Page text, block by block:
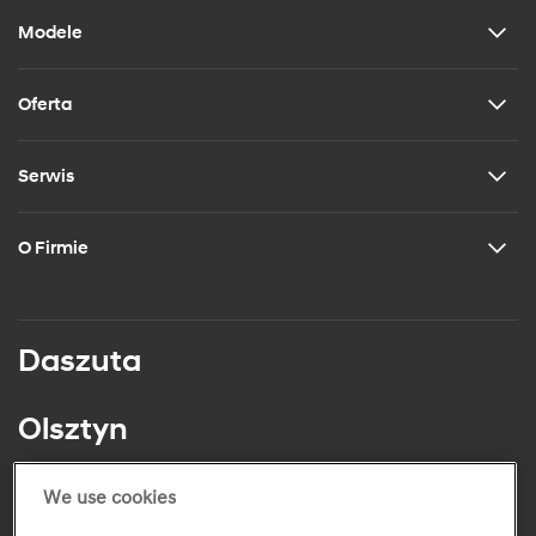
Modele
Oferta
Serwis
O Firmie
Daszuta
Olsztyn
ul. Juliana Tuwima 23
tel.: +48 (89) 541 84 67
We use cookies